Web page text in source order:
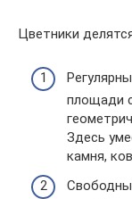
Цветники
площади
Здесь
камня,